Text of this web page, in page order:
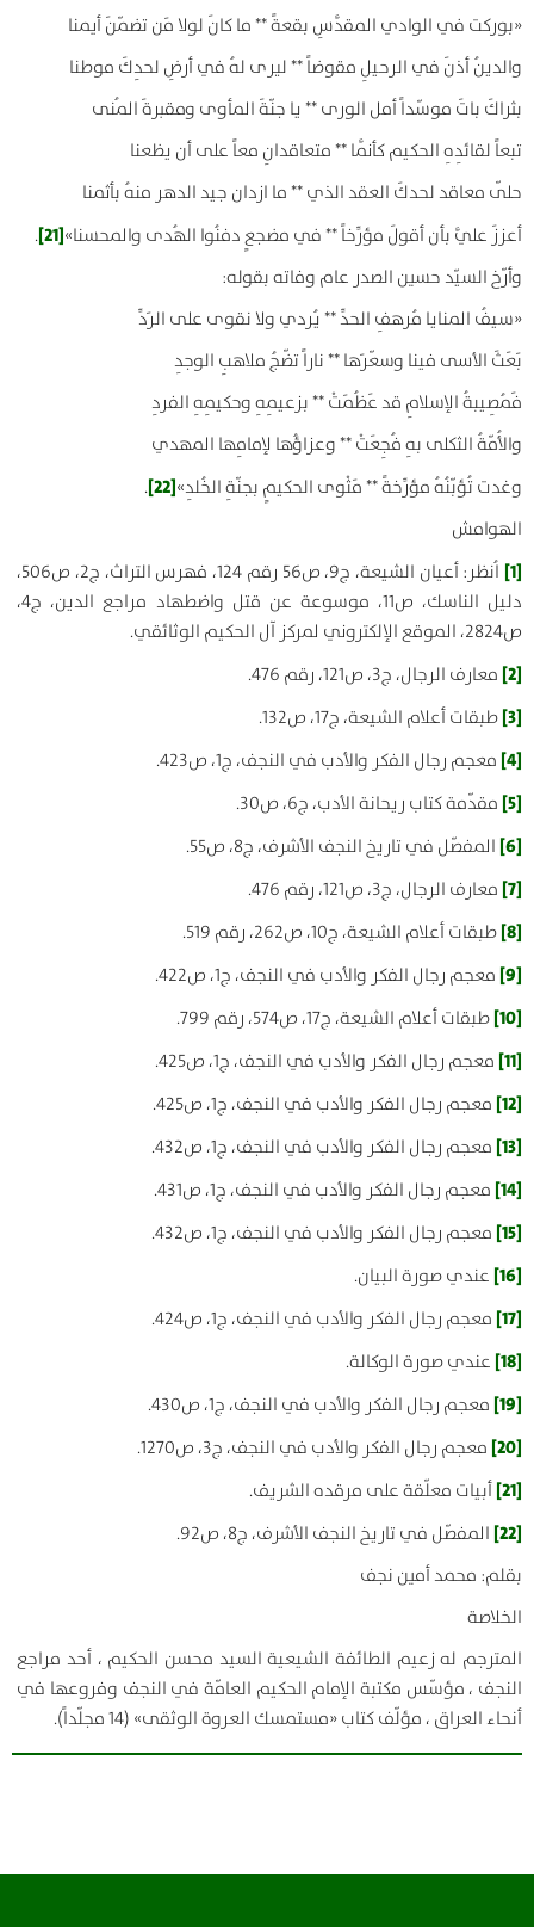
«بوركت في الوادي المقدَّسِ بقعةً ** ما كانَ لولا مَن تضمّنَ أيمنا
والدينُ أذنَ في الرحيلِ مقوضاً ** ليرى لهُ في أرضِ لحدِكَ موطنا
بثراكَ باتَ موسّداً أمل الورى ** يا جنّةَ المأوى ومقبرةَ المُنى
تبعاً لقائدِهِ الحكيم كأنَّما ** متعاقدانِ معاً على أن يظعنا
حلّى معاقد لحدكَ العقد الذي ** ما ازدان جيد الدهر منهُ بأثمنا
أعززَ عليَّ بأن أقولَ مؤرِّخاً ** في مضجعٍ دفنُوا الهُدى والمحسنا»[21]
.
وأرّخ السيّد حسين الصدر عام وفاته بقوله:
«سيفُ المنايا مُرهفِ الحدِّ ** يُردي ولا نقوى على الرَدِّ
بَعَثَ الأسى فينا وسعّرَها ** ناراً تضّجُ ملاهبِ الوجدِ
فَمُصِيبةُ الإسلامِ قد عَظُمَتْ ** بزعيمِهِ وحكيمِهِ الفردِ
والأُمّةُ الثكلى بهِ فُجِعَتْ ** وعزاؤُها لإمامِها المهدي
وغدت تُؤبّنُهُ مؤرِّخةً ** مَثْوى الحكيمٍ بجنّةِ الخُلدِ»[22]
.
الهوامش
[1]
اُنظر: أعيان الشيعة، ج9، ص56 رقم 124، فهرس التراث، ج2، ص506،
دليل الناسك، ص11، موسوعة عن قتل واضطهاد مراجع الدين، ج4،
ص2824، الموقع الإلكتروني لمركز آل الحكيم الوثائقي.
[2] معارف الرجال، ج3، ص121، رقم 476.
[3] طبقات أعلام الشيعة، ج17، ص132.
[4] معجم رجال الفكر والأدب في النجف، ج1، ص423.
[5] مقدّمة كتاب ريحانة الأدب، ج6، ص30.
[6] المفصّل في تاريخ النجف الأشرف، ج‏8، ص55.
[7] معارف الرجال، ج3، ص121، رقم 476.
[8] طبقات أعلام الشيعة، ج10، ص262، رقم 519.
[9] معجم رجال الفكر والأدب في النجف، ج1، ص422.
[10] طبقات أعلام الشيعة، ج17، ص574، رقم 799.
[11] معجم رجال الفكر والأدب في النجف، ج1، ص425.
[12] معجم رجال الفكر والأدب في النجف، ج1، ص425.
[13] معجم رجال الفكر والأدب في النجف، ج1، ص432.
[14] معجم رجال الفكر والأدب في النجف، ج1، ص431.
[15] معجم رجال الفكر والأدب في النجف، ج1، ص432.
[16] عندي صورة البيان.
[17] معجم رجال الفكر والأدب في النجف، ج1، ص424.
[18] عندي صورة الوكالة.
[19] معجم رجال الفكر والأدب في النجف، ج1، ص430.
[20] معجم رجال الفكر والأدب في النجف، ج3، ص1270.
[21] أبيات معلّقة على مرقده الشريف.
[22]
المفصّل في تاريخ النجف الأشرف، ج‏8، ص92.
بقلم: محمد أمين نجف
الخلاصة
المترجم له زعيم الطائفة الشيعية السيد محسن الحكيم ، أحد مراجع
النجف ، مؤسّس مكتبة الإمام الحكيم العامّة في النجف وفروعها في
أنحاء العراق ، مؤلّف كتاب «مستمسك العروة الوثقى» (14 مجلّداً).